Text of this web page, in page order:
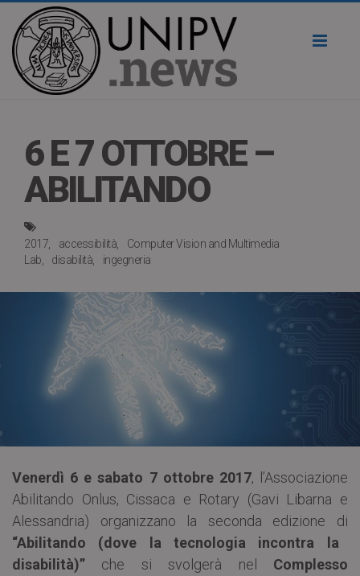
6 E 7 OTTOBRE –
ABILITANDO
2017 accessibilità
Computer Vision and Multimedia
Lab
disabilità ingegneria
Venerdì 6 e sabato 7 ottobre 2017, l’Associazione
Abilitando Onlus, Cissaca e Rotary (Gavi Libarna e
Alessandria) organizzano la seconda edizione di
“Abilitando (dove la tecnologia incontra la
disabilità)” che si svolgerà nel Complesso